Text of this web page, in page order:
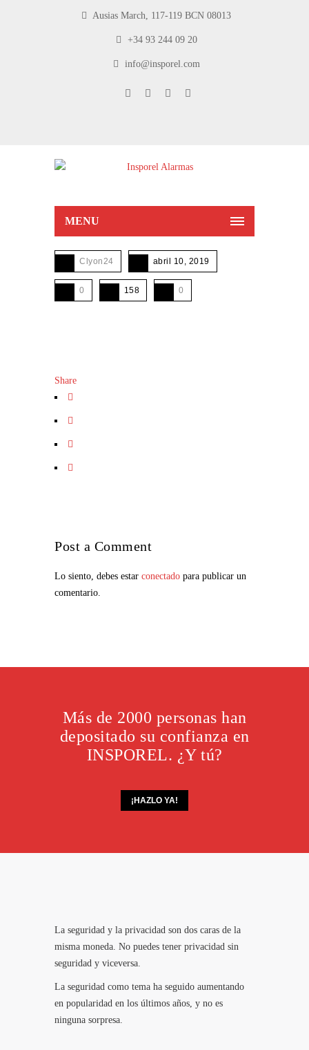
Ausias March, 117-119 BCN 08013
+34 93 244 09 20
info@insporel.com
MENU
Clyon24 abril 10, 2019
0 158 0
Share
Post a Comment
Lo siento, debes estar conectado para publicar un
comentario.
Más de 2000 personas han
depositado su confianza en
INSPOREL. ¿Y tú?
¡HAZLO YA!
La seguridad y la privacidad son dos caras de la
misma moneda. No puedes tener privacidad sin
seguridad y viceversa.
La seguridad como tema ha seguido aumentando
en popularidad en los últimos años, y no es
ninguna sorpresa.